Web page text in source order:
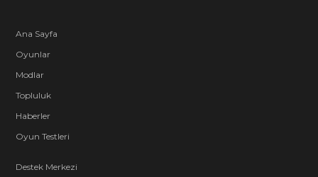
Ana Sayfa
Oyunlar
Modlar
Topluluk
Haberler
Oyun Testleri
Destek Merkezi